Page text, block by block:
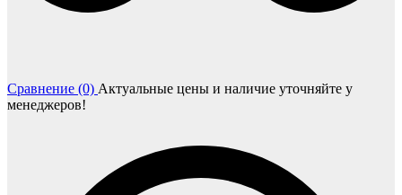
Сравнение (0) Актуальные цены и наличие уточняйте у
менеджеров!